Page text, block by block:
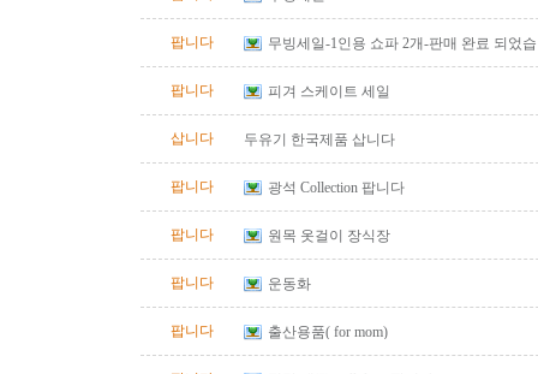
팝니다 무빙세일-1인용 쇼파 2개-판매 완료 되었
팝니다 피겨 스케이트 세일
삽니다 두유기 한국제품 삽니다
팝니다 광석 Collection 팝니다
팝니다 원목 옷걸이 장식장
팝니다 운동화
팝니다 출산용품( for mom)